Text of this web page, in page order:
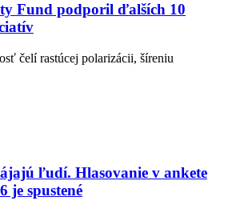
Fund podporil ďalších 10
čelí rastúcej polarizácii, šíreniu
ľudí. Hlasovanie v ankete
je spustené